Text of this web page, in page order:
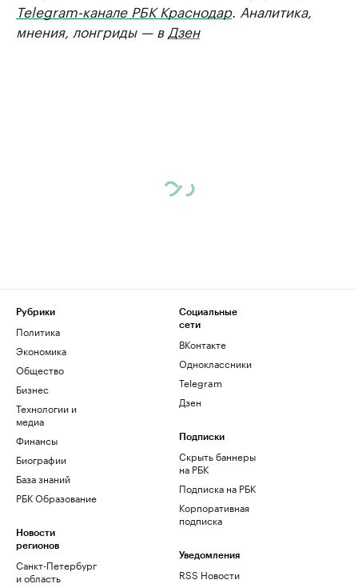
Telegram-канале РБК Краснодар. Аналитика,
мнения, лонгриды — в Дзен
Рубрики
Политика
Экономика
Общество
Бизнес
Технологии и
медиа
Финансы
Биографии
База знаний
РБК Образование
Новости
регионов
Санкт-Петербург
и область
Социальные
сети
ВКонтакте
Одноклассники
Telegram
Дзен
Подписки
Скрыть баннеры
на РБК
Подписка на РБК
Корпоративная
подписка
Уведомления
RSS Новости